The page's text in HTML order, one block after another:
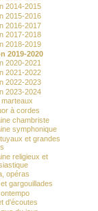
2014-2015
2015-2016
2016-2017
2017-2018
2018-2019
2019-2020
2020-2021
2021-2022
2022-2023
2023-2024
marteaux
à cordes
chambriste
symphonique
et grandes
religieux et
opéras
gargouillades
d'écoutes